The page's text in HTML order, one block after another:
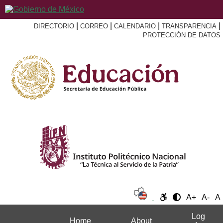
DIRECTORIO CORREO CALENDARIO TRANSPARENCIA
PROTECCIÓN DE DATOS
A+ A- A
Home About
Log